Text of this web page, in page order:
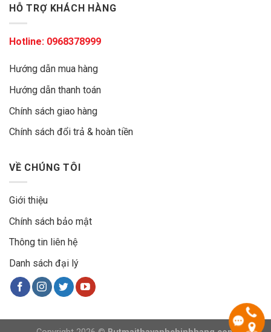
HỖ TRỢ KHÁCH HÀNG
Hotline: 0968378999
Hướng dẫn mua hàng
Hướng dẫn thanh toán
Chính sách giao hàng
Chính sách đổi trả & hoàn tiền
VỀ CHÚNG TÔI
Giới thiệu
Chính sách bảo mật
Thông tin liên hệ
Danh sách đại lý